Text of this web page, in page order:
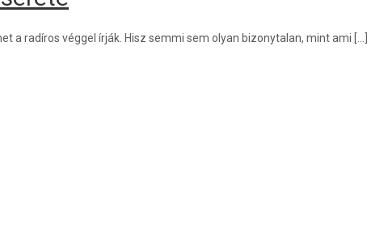
a radíros véggel írják. Hisz semmi sem olyan bizonytalan, mint ami […]